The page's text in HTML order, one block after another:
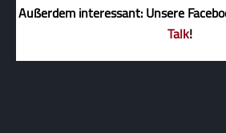
Außerdem interessant: Unsere
Talk!